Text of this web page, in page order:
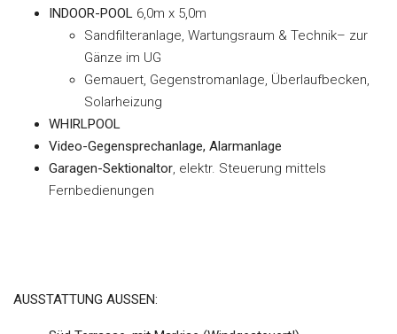
INDOOR-POOL 6,0m x 5,0m
Sandfilteranlage, Wartungsraum & Technik– zur
Gänze im UG
Gemauert, Gegenstromanlage, Überlaufbecken,
Solarheizung
WHIRLPOOL
Video-Gegensprechanlage, Alarmanlage
Garagen-Sektionaltor, elektr. Steuerung mittels
Fernbedienungen
AUSSTATTUNG AUSSEN: